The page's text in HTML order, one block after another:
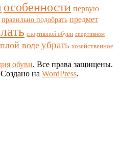
особенности первую
правильно подобрать предмет
спортивной обуви спортивном
воде убрать хозяйственное
обуви. Все права защищены.
на WordPress.